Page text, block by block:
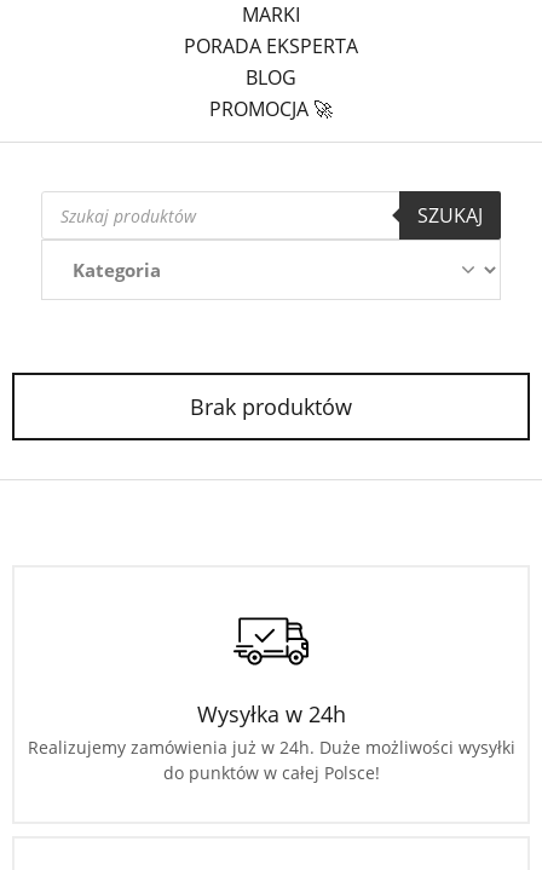
MARKI
PORADA EKSPERTA
BLOG
PROMOCJA 🚀
Wyszukiwarka
produktów
SZUKAJ
Brak produktów
Wysyłka w 24h
Realizujemy zamówienia już w 24h. Duże możliwości wysyłki
do punktów w całej Polsce!